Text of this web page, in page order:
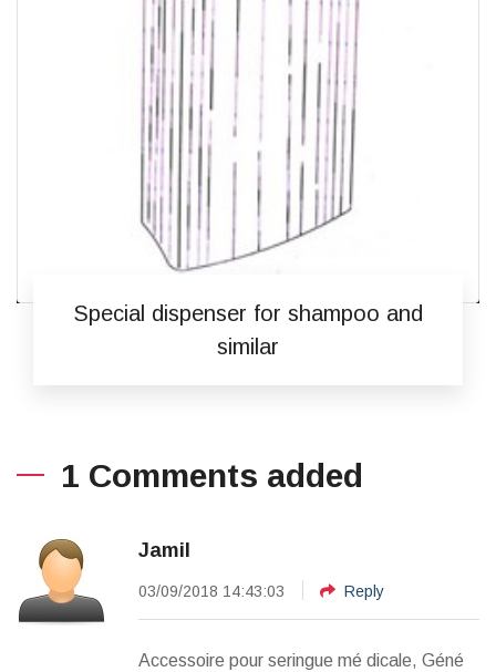
Special dispenser for shampoo and
similar
1 Comments added
Jamil
03/09/2018 14:43:03 Reply
Accessoire pour seringue mé dicale, Géné